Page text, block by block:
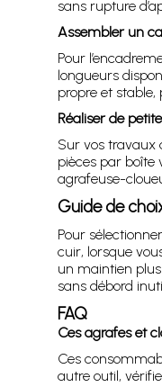
sans rupture
Assembler un
Pour
longueurs
propre et stable,
Réaliser de
Sur vos travaux
pièces par boîte
agrafeuse-
Guide de
Pour
cuir, lorsque
un maintien
sans débord
FAQ
Ces agrafes et
Ces
autre outil,